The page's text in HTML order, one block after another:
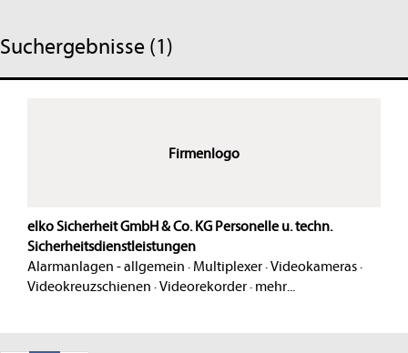
Suchergebnisse (1)
Firmenlogo
elko Sicherheit GmbH & Co. KG Personelle u. techn.
Sicherheitsdienstleistungen
Alarmanlagen - allgemein · Multiplexer·Videokameras·
Videokreuzschienen ·Videorekorder· mehr...